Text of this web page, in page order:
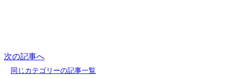
次の記事へ
同じカテゴリーの記事一覧